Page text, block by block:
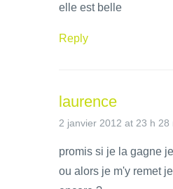
elle est belle
Reply
laurence
2 janvier 2012 at 23 h 28
promis si je la gagne
ou alors je m'y remet